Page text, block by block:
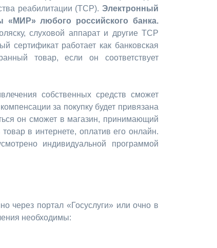
реабилитации (ТСР). Электронный
«МИР» любого российского банка.
слуховой аппарат и другие ТСР
сертификат работает как банковская
товар, если он соответствует
собственных средств сможет
за покупку будет привязана
он сможет в магазин, принимающий
в интернете, оплатив его онлайн.
индивидуальной программой
через портал «Госуслуги» или очно в
необходимы: